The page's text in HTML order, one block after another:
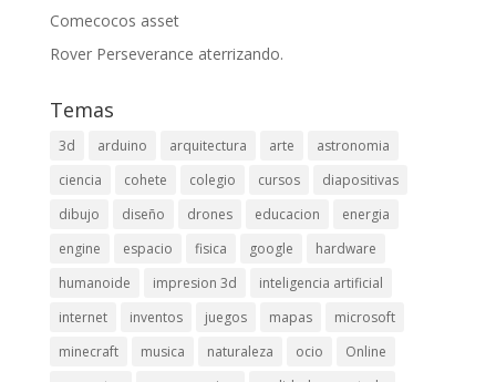
Comecocos asset
Rover Perseverance aterrizando.
Temas
3d arduino arquitectura arte
astronomia
ciencia
cohete colegio cursos
diapositivas
dibujo
diseño drones educacion
energia
engine
espacio fisica google
hardware
humanoide
impresion 3d
inteligencia artificial
internet
inventos juegos mapas
microsoft
minecraft
musica naturaleza ocio
Online